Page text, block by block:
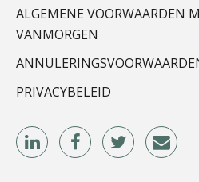
Teunis
ALGEMENE VOORWAARDEN
VANMORGEN
PRIVACYBELEID